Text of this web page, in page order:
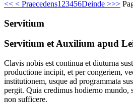
<< < Praecedens1 23456Deinde >>>
Servitium
Servitium et Auxilium apud
Clavis nobis est continua et diuturna
productione incipit, et per congeriem,
institutionem, usque ad programmata
pergit. Quia credimus hodierno mundo,
non sufficere.